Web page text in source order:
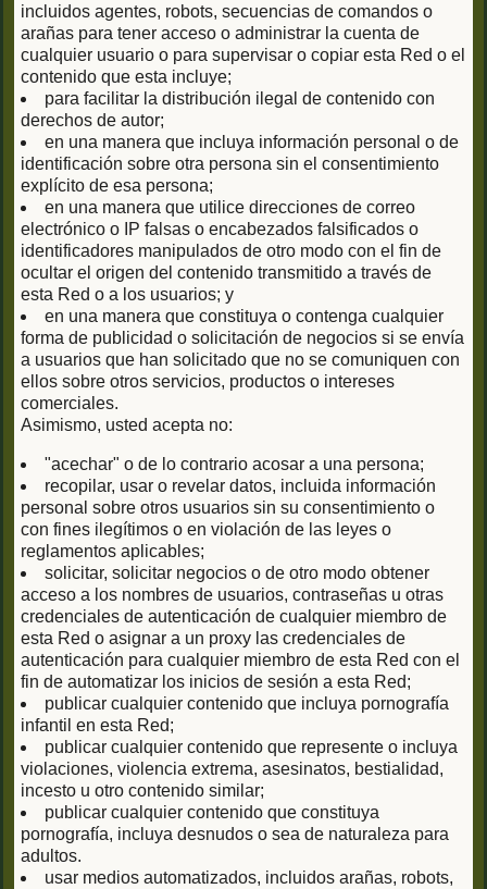
incluidos agentes, robots, secuencias de comandos o
arañas para tener acceso o administrar la cuenta de
cualquier usuario o para supervisar o copiar esta Red o el
contenido que esta incluye;
para facilitar la distribución ilegal de contenido con
derechos de autor;
en una manera que incluya información personal o de
identificación sobre otra persona sin el consentimiento
explícito de esa persona;
en una manera que utilice direcciones de correo
electrónico o IP falsas o encabezados falsificados o
identificadores manipulados de otro modo con el fin de
ocultar el origen del contenido transmitido a través de
esta Red o a los usuarios; y
en una manera que constituya o contenga cualquier
forma de publicidad o solicitación de negocios si se envía
a usuarios que han solicitado que no se comuniquen con
ellos sobre otros servicios, productos o intereses
comerciales.
Asimismo, usted acepta no:
"acechar" o de lo contrario acosar a una persona;
recopilar, usar o revelar datos, incluida información
personal sobre otros usuarios sin su consentimiento o
con fines ilegítimos o en violación de las leyes o
reglamentos aplicables;
solicitar, solicitar negocios o de otro modo obtener
acceso a los nombres de usuarios, contraseñas u otras
credenciales de autenticación de cualquier miembro de
esta Red o asignar a un proxy las credenciales de
autenticación para cualquier miembro de esta Red con el
fin de automatizar los inicios de sesión a esta Red;
publicar cualquier contenido que incluya pornografía
infantil en esta Red;
publicar cualquier contenido que represente o incluya
violaciones, violencia extrema, asesinatos, bestialidad,
incesto u otro contenido similar;
publicar cualquier contenido que constituya
pornografía, incluya desnudos o sea de naturaleza para
adultos.
usar medios automatizados, incluidos arañas, robots,